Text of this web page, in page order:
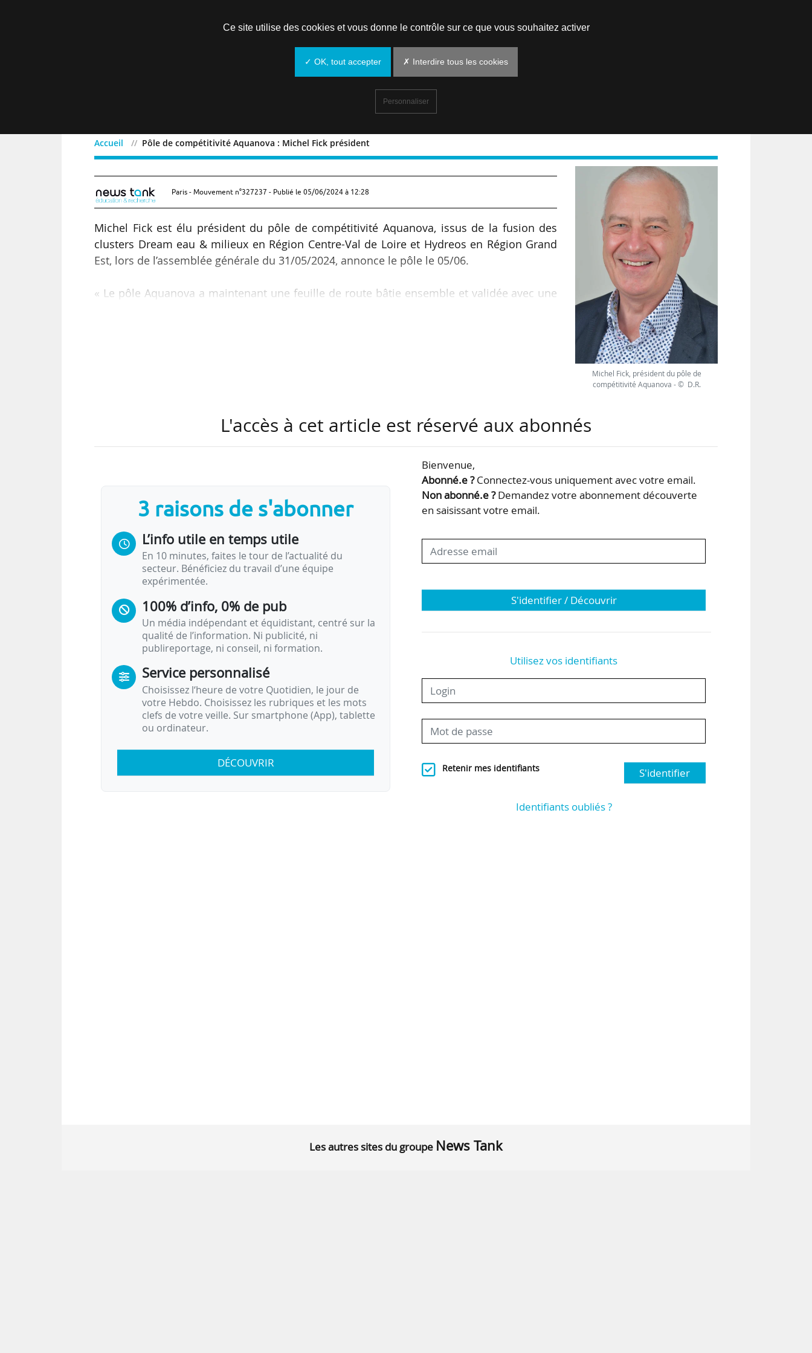
Accueil Pôle de compétitivité Aquanova : Michel Fick président
Pôle de compétitivité Aquanova : Michel Fick président
Paris - Mouvement n°327237 - Publié le 05/06/2024 à 12:28
Michel Fick est élu président du pôle de compétitivité Aquanova, issus de la fusion des
clusters Dream eau & milieux en Région Centre-Val de Loire et Hydreos en Région Grand
Est, lors de l’assemblée générale du 31/05/2024, annonce le pôle le 05/06.
« Le pôle Aquanova a maintenant une feuille de route bâtie ensemble et validée avec une
Michel Fick, président du pôle de
compétitivité Aquanova - © D.R.
L'accès à cet article est réservé aux abonnés
3 raisons de s'abonner
L’info utile en temps utile
En 10 minutes, faites le tour de l’actualité du
secteur. Bénéficiez du travail d’une équipe
expérimentée.
100% d’info, 0% de pub
Un média indépendant et équidistant, centré sur la
qualité de l’information. Ni publicité, ni
publireportage, ni conseil, ni formation.
Service personnalisé
Choisissez l‘heure de votre Quotidien, le jour de
votre Hebdo. Choisissez les rubriques et les mots
clefs de votre veille. Sur smartphone (App), tablette
ou ordinateur.
DÉCOUVRIR
Bienvenue,
Abonné.e ?Connectez-vous uniquement avec votre email.
Non abonné.e ?Demandez votre abonnement découverte
en saisissant votre email.
S'identifier / Découvrir
Utilisez vos identifiants
Retenir mes identifiants S'identifier
Identifiants oubliés ?
Les autres sites du groupe News Tank
Ce site utilise des cookies et vous donne le contrôle sur ce que vous souhaitez activer
✓ OK, tout accepter ✗ Interdire tous les cookies
Personnaliser